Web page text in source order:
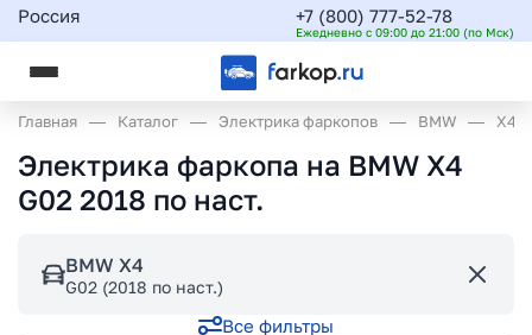
Россия +7 (800) 777-52-78
Ежедневно с 09:00 до 21:00 (по Мск)
Главная Каталог Электрика фаркопов BMW X4
Электрика фаркопа на BMW X4
G02 2018 по наст.
BMW X4
G02 (2018 по наст.)
Все фильтры